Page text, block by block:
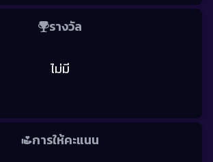
รางวัล
ไม่มี
การให้คะแนน